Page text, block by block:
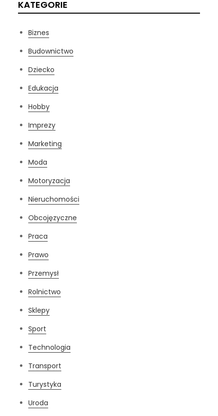
KATEGORIE
Biznes
Budownictwo
Dziecko
Edukacja
Hobby
Imprezy
Marketing
Moda
Motoryzacja
Nieruchomości
Obcojęzyczne
Praca
Prawo
Przemysł
Rolnictwo
Sklepy
Sport
Technologia
Transport
Turystyka
Uroda